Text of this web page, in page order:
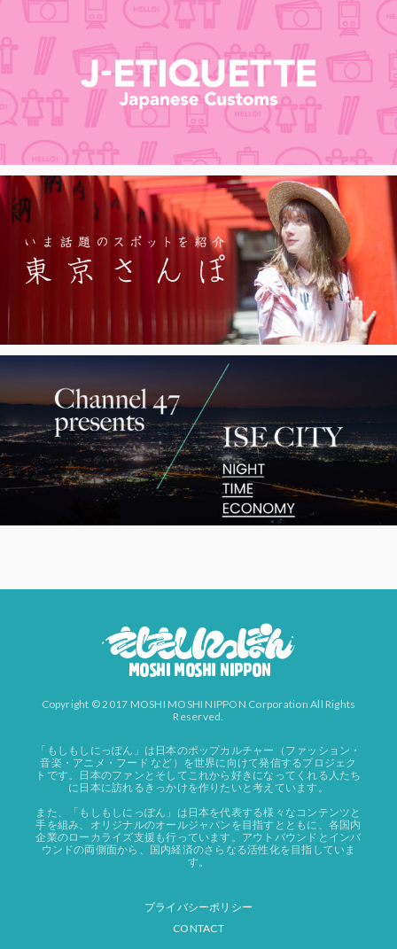
Copyright © 2017 MOSHI MOSHI NIPPON Corporation All Rights
Reserved.
「もしもしにっぽん」は日本のポップカルチャー（ファッション・
音楽・アニメ・フード など）を世界に向けて発信するプロジェク
トです。日本のファンとそしてこれから好きになってくれる人たち
に日本に訪れるきっかけを作りたいと考えています。
また、「もしもしにっぽん」は日本を代表する様々なコンテンツと
手を組み、オリジナルのオールジャパンを目指すとともに、各国内
企業のローカライズ支援も行っています。アウトバウンドとインバ
ウンドの両側面から、国内経済のさらなる活性化を目指していま
す。
プライバシーポリシー
CONTACT